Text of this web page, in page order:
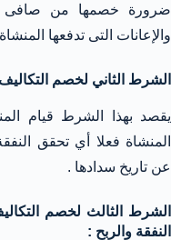
ضرورة خصمها من صافى
والإعانات التى تدفعها
الشرط الثاني لخصم التكاليف
يقصد بهذا الشرط قيام
المنشاة فعلا أي تحقق
عن تاريخ سدادها .
الشرط الثالث لخصم
النفقة والربح :